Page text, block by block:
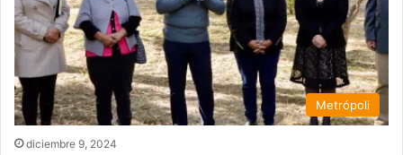
Metrópoli
diciembre 9, 2024